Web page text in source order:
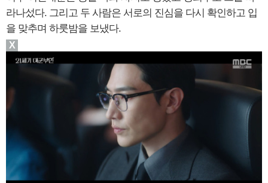
라나섰다. 그리고 두 사람은 서로의 진심을 다시 확인하고 입
을 맞추며 하룻밤을 보냈다.
X